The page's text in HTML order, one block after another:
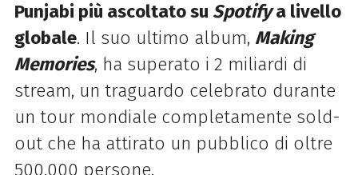
Punjabi più ascoltato su Spotifya livello
globale. Il suo ultimo album, Making
Memories, ha superato i 2 miliardi di
stream, un traguardo celebrato durante
un tour mondiale completamente sold-
out che ha attirato un pubblico di oltre
500.000 persone.